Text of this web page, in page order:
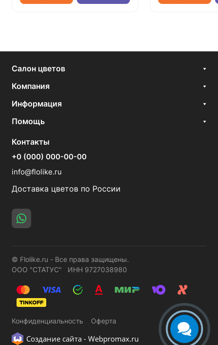
Салон цветов
Компания
Информация
Помощь
Контакты
+0 (000) 000-00-00
info@flolike.ru
Доставка цветов по России
© Flolike.ru - Все права защищены.
ООО "СТАТУС" ИНН 9727038980
Конфиденциальность Оферта
Создание сайта - Webpromax.ru